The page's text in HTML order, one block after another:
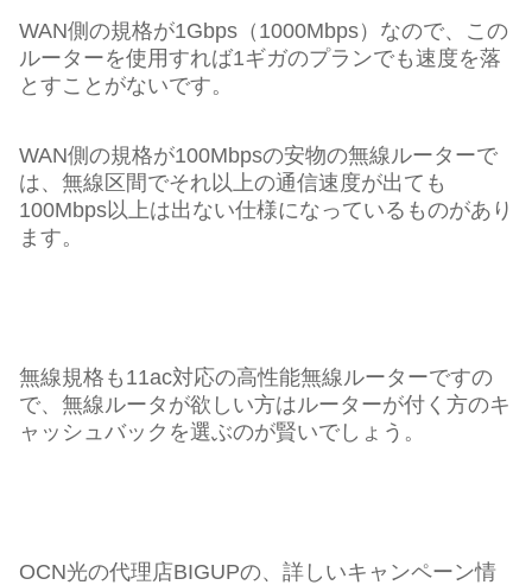
WAN側の規格が1Gbps（1000Mbps）なので、この
ルーターを使用すれば1ギガのプランでも速度を落
とすことがないです。
WAN側の規格が100Mbpsの安物の無線ルーターで
は、無線区間でそれ以上の通信速度が出ても
100Mbps以上は出ない仕様になっているものがあり
ます。
無線規格も11ac対応の高性能無線ルーターですの
で、無線ルータが欲しい方はルーターが付く方のキ
ャッシュバックを選ぶのが賢いでしょう。
OCN光の代理店BIGUPの、詳しいキャンペーン情